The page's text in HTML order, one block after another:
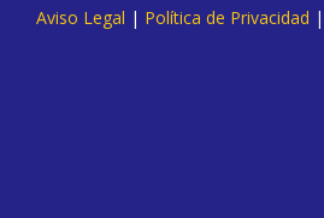
Aviso Legal | Política de Privacidad |